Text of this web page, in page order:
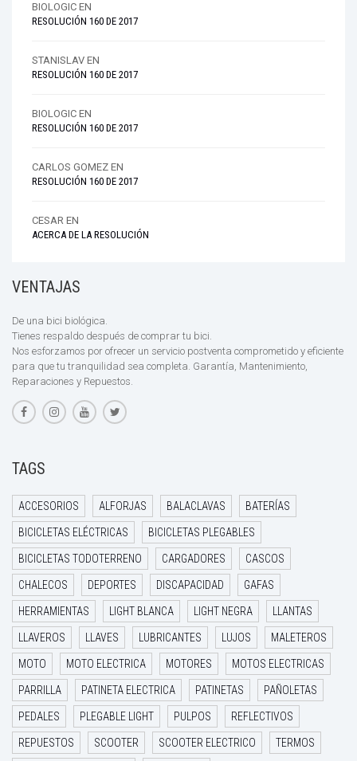
BIOLOGIC EN
RESOLUCIÓN 160 DE 2017
STANISLAV EN
RESOLUCIÓN 160 DE 2017
BIOLOGIC EN
RESOLUCIÓN 160 DE 2017
CARLOS GOMEZ EN
RESOLUCIÓN 160 DE 2017
CESAR EN
ACERCA DE LA RESOLUCIÓN
VENTAJAS
De una bici biológica.
Tienes respaldo después de comprar tu bici.
Nos esforzamos por ofrecer un servicio postventa comprometido y eficiente
para que tu tranquilidad sea completa. Garantía, Mantenimiento,
Reparaciones y Repuestos.
TAGS
ACCESORIOS ALFORJAS BALACLAVAS BATERÍAS
BICICLETAS ELÉCTRICAS BICICLETAS PLEGABLES
BICICLETAS TODOTERRENO CARGADORES CASCOS
CHALECOS DEPORTES DISCAPACIDAD GAFAS
HERRAMIENTAS LIGHT BLANCA LIGHT NEGRA LLANTAS
LLAVEROS LLAVES LUBRICANTES LUJOS MALETEROS
MOTO MOTO ELECTRICA MOTORES MOTOS ELECTRICAS
PARRILLA PATINETA ELECTRICA PATINETAS PAÑOLETAS
PEDALES PLEGABLE LIGHT PULPOS REFLECTIVOS
REPUESTOS SCOOTER SCOOTER ELECTRICO TERMOS